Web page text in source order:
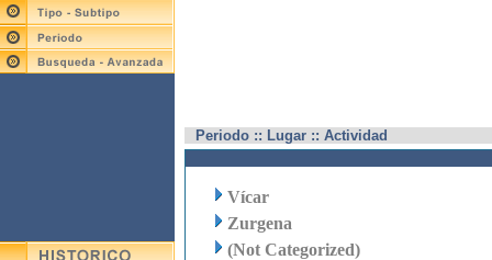
Periodo :: Lugar :: Actividad
Vícar
Zurgena
(Not Categorized)